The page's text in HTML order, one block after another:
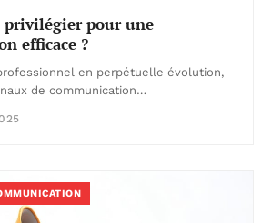
privilégier pour une
efficace ?
en perpétuelle évolution,
de communication…